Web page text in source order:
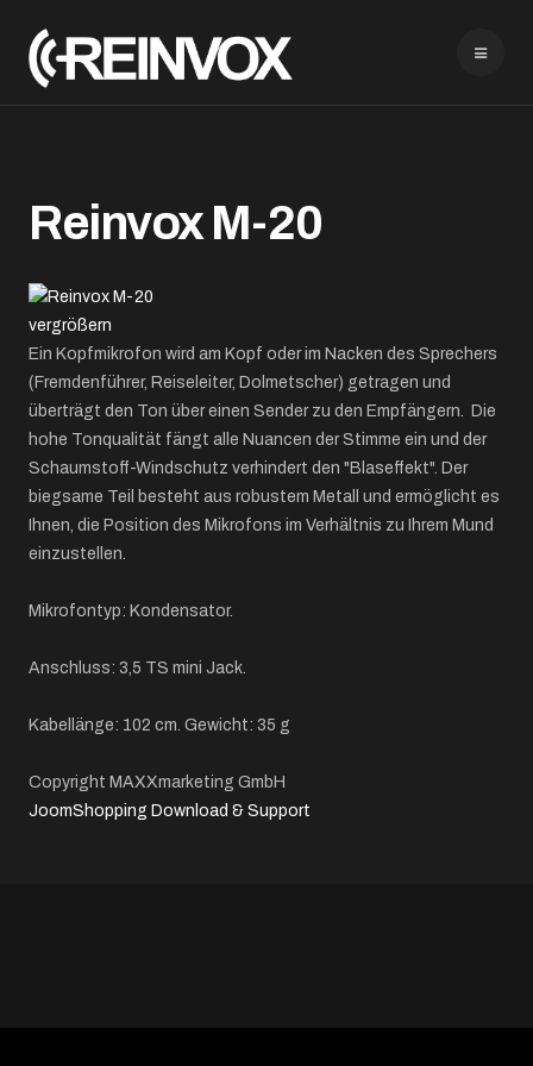
Reinvox M-20
vergrößern
Ein Kopfmikrofon wird am Kopf oder im Nacken des Sprechers
(Fremdenführer, Reiseleiter, Dolmetscher) getragen und
überträgt den Ton über einen Sender zu den Empfängern. Die
hohe Tonqualität fängt alle Nuancen der Stimme ein und der
Schaumstoff-Windschutz verhindert den "Blaseffekt". Der
biegsame Teil besteht aus robustem Metall und ermöglicht es
Ihnen, die Position des Mikrofons im Verhältnis zu Ihrem Mund
einzustellen.
Mikrofontyp: Kondensator.
Anschluss: 3,5 TS mini Jack.
Kabellänge: 102 cm. Gewicht: 35 g
Copyright MAXXmarketing GmbH
JoomShopping Download & Support